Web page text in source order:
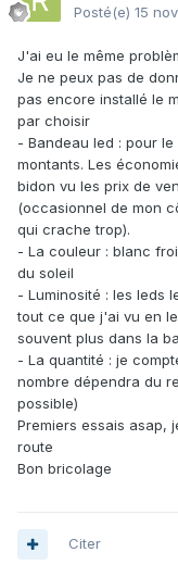
Posté(e) 15
J'ai eu le même
Je ne peux pas de
pas encore installé le
par choisir
- Bandeau led : pour
montants. Les
bidon vu les prix de
(occasionnel de mon
qui crache trop).
- La couleur : blanc
du soleil
- Luminosité : les leds
tout ce que j'ai vu en
souvent plus dans la
- La quantité : je
nombre dépendra du
possible)
Premiers essais asap,
route
Bon bricolage
Citer